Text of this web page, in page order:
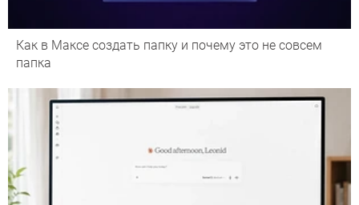
Как в Максе создать папку и почему это не совсем
папка